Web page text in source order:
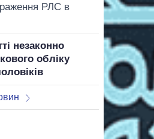
РЛС в
незаконно
обліку